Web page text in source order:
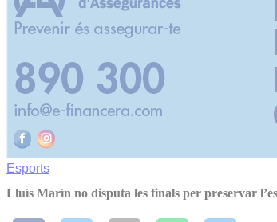
Esports
Lluís Marín no disputa les finals per preservar